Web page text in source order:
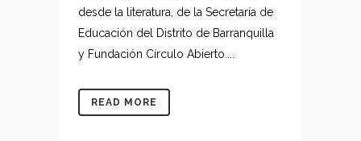
desde la literatura, de la Secretaría de
Educación del Distrito de Barranquilla
y Fundación Círculo Abierto....
READ MORE